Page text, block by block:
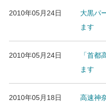
2010年05月24日
大黒パ
ます
2010年05月24日
「首都
ます
2010年05月18日
高速神